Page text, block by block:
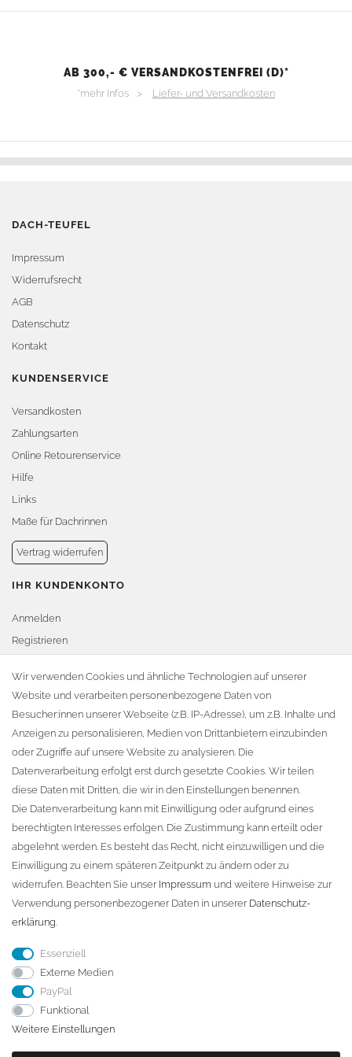
AB 300,- € VERSANDKOSTENFREI (D)*
*mehr Infos > Liefer- und Versandkosten
DACH-TEUFEL
Impressum
Widerrufsrecht
AGB
Datenschutz
Kontakt
KUNDENSERVICE
Versandkosten
Zahlungsarten
Online Retourenservice
Hilfe
Links
Maße für Dachrinnen
Vertrag widerrufen
IHR KUNDENKONTO
Anmelden
Registrieren
Warenkorb
Zur Kasse
KONTAKT
Fa. Steffen Jost
Söbrigener Weg 50
D-01796 Pirna
Telefon:+49 (0)3501 507295
info@dach-teufel.de
Wir verwenden Cookies und ähnliche Technologien auf unserer
Website und verarbeiten personenbezogene Daten von
Besucher:innen unserer Webseite (z.B. IP-Adresse), um z.B. Inhalte und
Anzeigen zu personalisieren, Medien von Drittanbietern einzubinden
oder Zugriffe auf unsere Website zu analysieren. Die
Datenverarbeitung erfolgt erst durch gesetzte Cookies. Wir teilen
diese Daten mit Dritten, die wir in den Einstellungen benennen.
Die Datenverarbeitung kann mit Einwilligung oder aufgrund eines
berechtigten Interesses erfolgen. Die Zustimmung kann erteilt oder
abgelehnt werden. Es besteht das Recht, nicht einzuwilligen und die
Einwilligung zu einem späteren Zeitpunkt zu ändern oder zu
widerrufen. Beachten Sie unser Impressum und weitere Hinweise zur
Verwendung personenbezogener Daten in unserer Daten­schutz­
erklärung.
Essenziell
Externe Medien
PayPal
Funktional
Weitere Einstellungen